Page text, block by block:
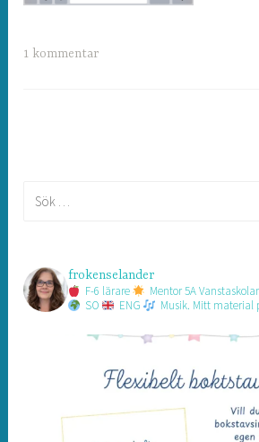
1 kommentar
frokenselander
F-6 lärare Mentor 5A
SO
ENG Musik. Mitt material